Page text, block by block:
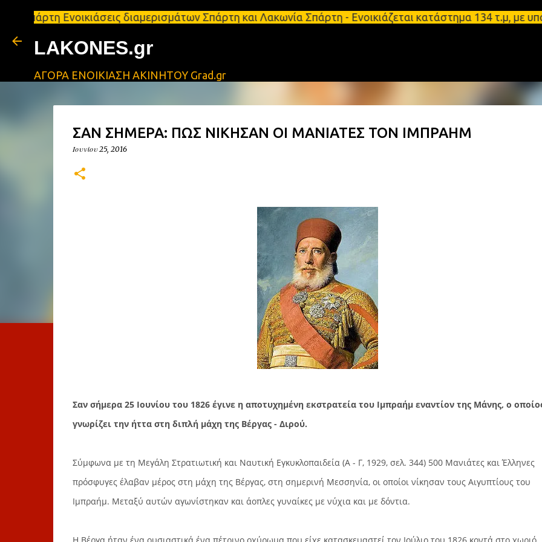
Μετάβαση στο κύριο περιεχόμενο
Ενοικιάσεις διαμερισμάτων Σπάρτη και Λακωνία Σπάρτη - Ενοικιάζεται κατάστημα 134 τ.μ, με
LAKONES.gr
ΑΓΟΡΑ ΕΝΟΙΚΙΑΣΗ ΑΚΙΝΗΤΟΥ Grad.gr
ΣΑΝ ΣΗΜΕΡΑ: ΠΩΣ ΝΙΚΗΣΑΝ ΟΙ ΜΑΝΙΑΤΕΣ ΤΟΝ ΙΜΠΡΑΗΜ
Ιουνίου 25, 2016
Σαν σήμερα 25 Ιουνίου του 1826 έγινε η αποτυχημένη εκστρατεία του Ιμπραήμ εναντίον της Μάνης, ο
γνωρίζει την ήττα στη διπλή μάχη της Βέργας - Διρού.
Σύμφωνα με τη Μεγάλη Στρατιωτική και Ναυτική Εγκυκλοπαιδεία (Α - Γ, 1929, σελ. 344) 500 Μανιάτες και Έλληνες
πρόσφυγες έλαβαν μέρος στη μάχη της Βέργας, στη σημερινή Μεσσηνία, οι οποίοι νίκησαν τους Αιγυπτίους του
Ιμπραήμ. Μεταξύ αυτών αγωνίστηκαν και άοπλες γυναίκες με νύχια και με δόντια.